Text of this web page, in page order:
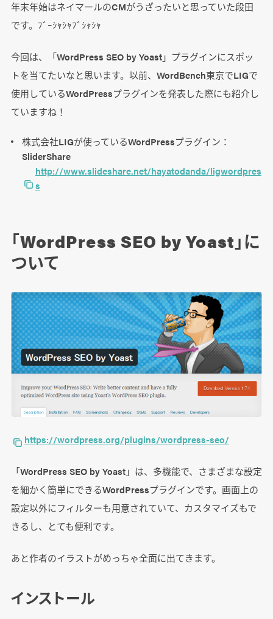
年末年始はネイマールのCMがうざったいと思っていた段田
です。ﾌﾞｰｼｬｼｬﾌﾞｼｬｼｬ
今回は、「WordPress SEO by Yoast」プラグインにスポッ
トを当てたいなと思います。以前、WordBench東京でLIGで
使用しているWordPressプラグインを発表した際にも紹介し
ていますね！
株式会社LIGが使っているWordPressプラグイン：
SliderShare
http://www.slideshare.net/hayatodanda/ligwordpres
s
「WordPress SEO by Yoast」に
ついて
https://wordpress.org/plugins/wordpress-seo/
「WordPress SEO by Yoast」は、多機能で、さまざまな設定
を細かく簡単にできるWordPressプラグインです。画面上の
設定以外にフィルターも用意されていて、カスタマイズもで
きるし、とても便利です。
あと作者のイラストがめっちゃ全面に出てきます。
インストール